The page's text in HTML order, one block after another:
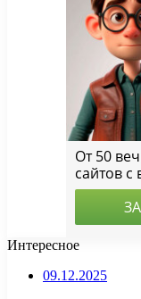
Интересное
09.12.2025